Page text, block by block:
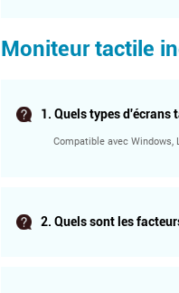
Moniteur tactile
1. Quels types d'écrans
Compatible avec Windows,
2. Quels sont les